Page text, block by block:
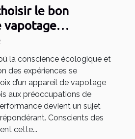
le bon
vapotage
et durable
la conscience écologique et
des expériences se
d’un appareil de vapotage
aux préoccupations de
devient un sujet
Conscients des
cette...